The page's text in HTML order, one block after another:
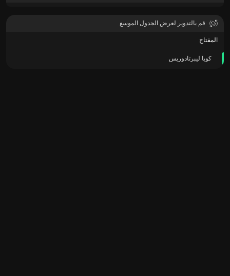
قم بالتدوير لعرض الجدول الموسع
المفتاح
كوبا ليبرتادوريس